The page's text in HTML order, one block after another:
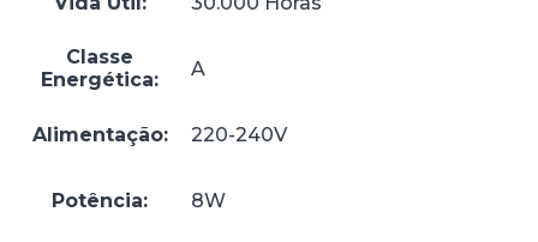
Classe
Energética:
A
Alimentação: 220-240V
Potência: 8W